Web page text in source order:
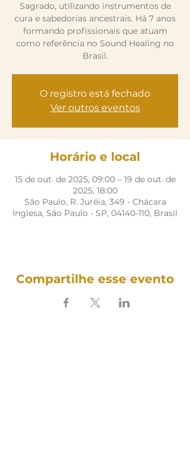
Sagrado, utilizando instrumentos de
cura e sabedorias ancestrais. Há 7 anos
formando profissionais que atuam
como referência no Sound Healing no
Brasil.
O registro está fechado
Ver outros eventos
Horário e local
15 de out. de 2025, 09:00 – 19 de out. de
2025, 18:00
São Paulo, R. Juréia, 349 - Chácara
Inglesa, São Paulo - SP, 04140-110, Brasil
Compartilhe esse evento